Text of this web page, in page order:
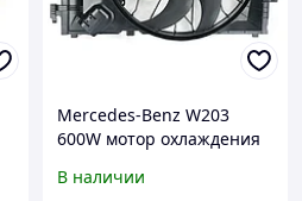
Mercedes-Benz W203
600W мотор охлаждения
В наличии